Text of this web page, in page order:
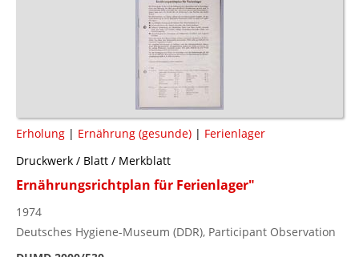
Erholung | Ernährung (gesunde) | Ferienlager
Druckwerk / Blatt / Merkblatt
Ernährungsrichtplan für Ferienlager"
1974
Deutsches Hygiene-Museum (DDR), Participant Observation